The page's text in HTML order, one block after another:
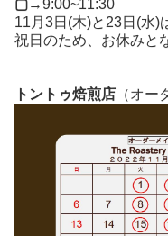
▢→9:00~11:30
11月3日(木)と23日(水)
祝日のため、お休みと
トントゥ焙煎店 （オー